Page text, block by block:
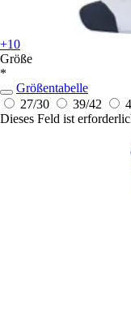
+10
Größe
*
Größentabelle
27/30
39/42
Dieses Feld ist